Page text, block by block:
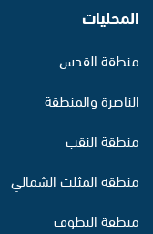
المحليات
منطقة القدس
الناصرة والمنطقة
منطقة النقب
منطقة المثلث الشمالي
منطقة البطوف